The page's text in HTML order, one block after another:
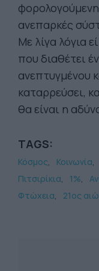
ανεπαρκές
Με λίγα λόγια
που διαθέτει
ανεπτυγμένου
καταρρεύσει,
θα είναι η
TAGS:
Κόσμος Κοινωνία
Πιτσιρίκια
1%
Φτώχεια
21ος